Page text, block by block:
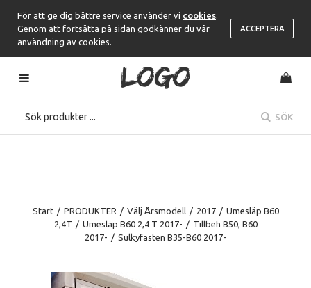
För att ge dig bättre service använder vi cookies
Genom att fortsätta på sidan godkänner du vår
användning av cookies.
ACCEPTERA
SÖK
Start / PRODUKTER / Välj Årsmodell / 2017 / Umesläp B60
2,4T / Umesläp B60 2,4 T 2017- / Tillbeh B50, B60
2017- / Sulkyfästen B35-B60 2017-